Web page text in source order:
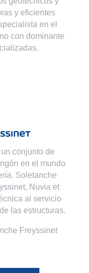
y eficientes
en el
con dominante
conjunto de
en el mundo
Soletanche
, Nuvia et
al servicio
las estructuras.
Freyssinet